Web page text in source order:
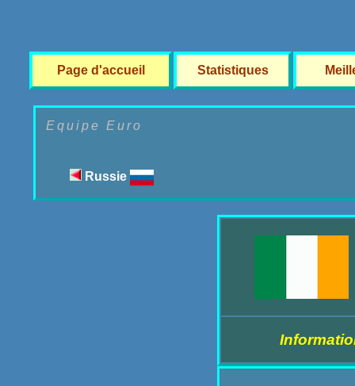
Page d'accueil Statistiques
Equipe Euro
Russie